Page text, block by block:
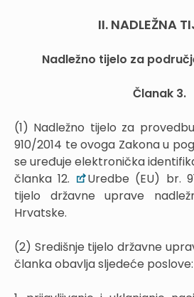
II. NADLEŽNA
Nadležno tijelo za
Članak 3.
(1) Nadležno tijelo za provedbu
910/2014 te ovoga Zakona u
se uređuje elektronička
članka 12.
Uredbe (EU) br.
tijelo državne uprave
Hrvatske.
(2) Središnje tijelo državne
članka obavlja sljedeće poslove: